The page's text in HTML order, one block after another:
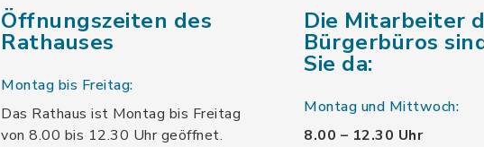
Öffnungszeiten des
Rathauses
Montag bis Freitag:
Das Rathaus ist Montag bis Freitag
von 8.00 bis 12.30 Uhr geöffnet.
Die Mitarbeiter
Bürgerbüros
Sie da:
Montag und Mittwoch:
8.00 – 12.30 Uhr